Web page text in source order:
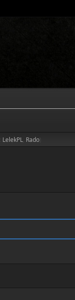
LelekPL, Rado)